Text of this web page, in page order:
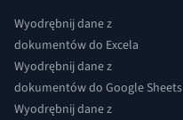
Wyodrębnij dane z
dokumentów do Excela
Wyodrębnij dane z
dokumentów do Google Sheets
Wyodrębnij dane z